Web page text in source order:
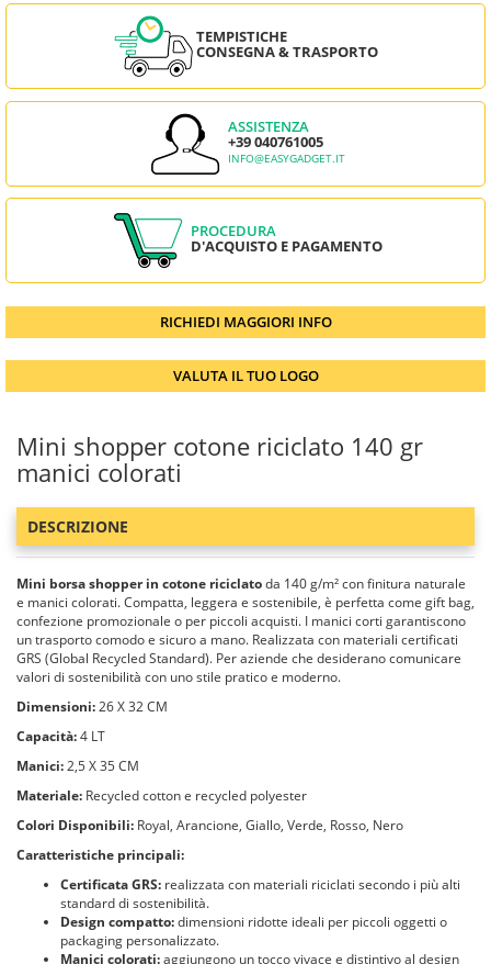
TEMPISTICHE
CONSEGNA & TRASPORTO
ASSISTENZA
+39 040761005
INFO@EASYGADGET.IT
PROCEDURA
D'ACQUISTO E PAGAMENTO
RICHIEDI MAGGIORI INFO
VALUTA IL TUO LOGO
Mini shopper cotone riciclato 140 gr
manici colorati
DESCRIZIONE
Mini borsa shopper in cotone riciclatoda 140 g/m² con finitura naturale
e manici colorati. Compatta, leggera e sostenibile, è perfetta come gift bag,
confezione promozionale o per piccoli acquisti. I manici corti garantiscono
un trasporto comodo e sicuro a mano. Realizzata con materiali certificati
GRS (Global Recycled Standard). Per aziende che desiderano comunicare
valori di sostenibilità con uno stile pratico e moderno.
Dimensioni:26 X 32 CM
Capacità:4 LT
Manici:2,5 X 35 CM
Materiale: Recycled cotton e recycled polyester
Colori Disponibili: Royal, Arancione, Giallo, Verde, Rosso, Nero
Caratteristiche principali:
Certificata GRS: realizzata con materiali riciclati secondo i più alti
standard di sostenibilità.
Design compatto:dimensioni ridotte ideali per piccoli oggetti o
packaging personalizzato.
Manici colorati:aggiungono un tocco vivace e distintivo al design